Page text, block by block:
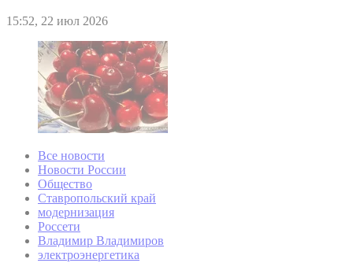
15:52, 22 июл 2026
Все новости
Новости России
Общество
Ставропольский край
модернизация
Россети
Владимир Владимиров
электроэнергетика